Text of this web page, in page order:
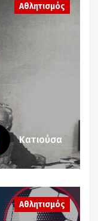
Αθλητισμός
Κατιούσα
Αθλητισμός